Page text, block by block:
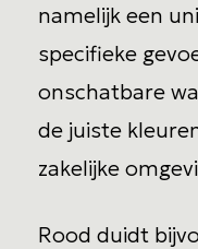
namelijk een
specifieke
onschatbare
de juiste
zakelijke
Rood duidt